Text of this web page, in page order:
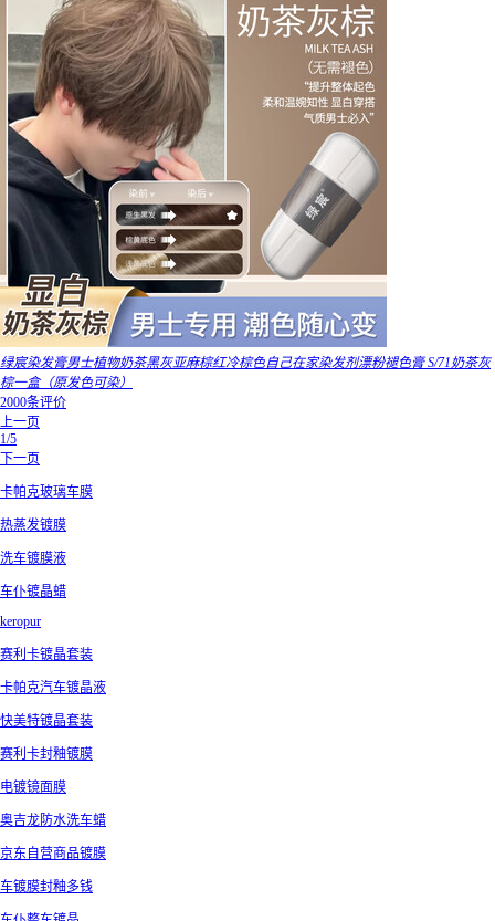
绿宸染发膏男士植物奶茶黑灰亚麻棕红冷棕色自己在家染发剂漂粉褪色膏 S/71奶茶灰
棕一盒（原发色可染）
2000条评价
上一页
1/5
下一页
卡帕克玻璃车膜
热蒸发镀膜
洗车镀膜液
车仆镀晶蜡
keropur
赛利卡镀晶套装
卡帕克汽车镀晶液
快美特镀晶套装
赛利卡封釉镀膜
电镀镜面膜
奥吉龙防水洗车蜡
京东自营商品镀膜
车镀膜封釉多钱